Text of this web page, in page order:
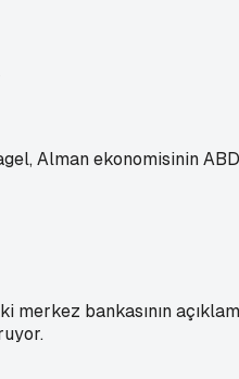
Alman ekonomisinin
bankasının